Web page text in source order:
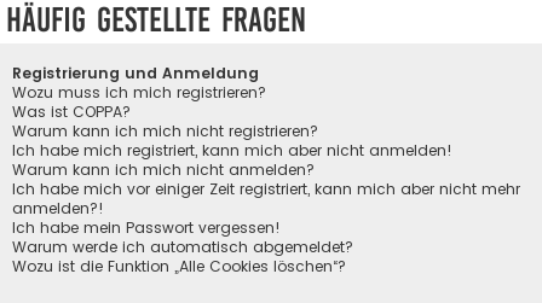
Häufig gestellte Fragen
Registrierung und Anmeldung
Wozu muss ich mich registrieren?
Was ist COPPA?
Warum kann ich mich nicht registrieren?
Ich habe mich registriert, kann mich aber nicht anmelden!
Warum kann ich mich nicht anmelden?
Ich habe mich vor einiger Zeit registriert, kann mich aber nicht mehr
anmelden?!
Ich habe mein Passwort vergessen!
Warum werde ich automatisch abgemeldet?
Wozu ist die Funktion „Alle Cookies löschen“?